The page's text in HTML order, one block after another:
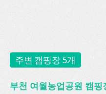
주변 캠핑장 5개
부천 여월농업공원 캠핑